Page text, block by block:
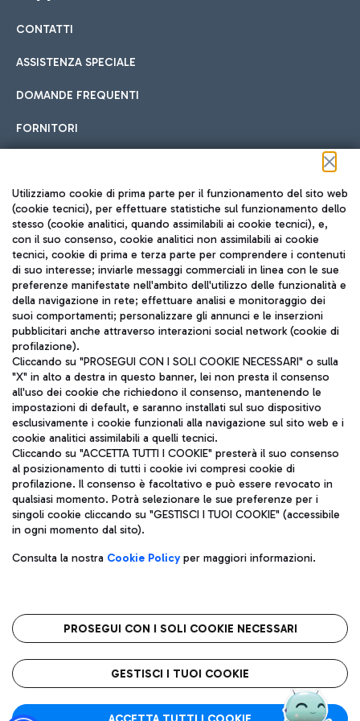
Cucina Internazionale
Fast Food
Pizza
Gelateria
Wine Bar & Sparkling
Hotel in aeroporto
Scegli l'alloggio più adatto e approfitta della vicinanza
all'aeroporto.
Car sharing
Con il Car Sharing è ancora più facile spostarsi
Treno
Raggiungi velocemente l'aeroporto di Fiumicino da Roma
tramite i servizi ferroviari Trenitalia.
Autobus
Scopri le linee di autobus per raggiungere l'aeroporto
Leonardo Da Vinci.
Raggiungi l’aeroporto senza pensieri con il servizio di taxi a
Ristoranti
Scopri la nostra offerta per una pausa gustosa in aeroporto
Mappa Aeroporto Fiumicino
CONTATTI
ASSISTENZA SPECIALE
DOMANDE FREQUENTI
FORNITORI
Seguici sui social
TRAVEL JOURNAL
ITA
Aeroporti di Roma S.p.A. - Società soggetta a direzione e
coordinamento di Mundys S.p.A.
Codice fiscale e Registro delle Imprese di Roma 13032990155 P.
IVA 06572251004
Capitale sociale 62.224.743,00 int. vers.
Sede legale: Via Pier Paolo Racchetti 1 - 00054 Fiumicino (RM)
telefono +39 06 65951
Privacy policy
Note legali
Roma FCO
L'aeroporto stellato
Utilizziamo cookie di prima parte per il funzionamento del sito web
(cookie tecnici), per effettuare statistiche sul funzionamento dello
stesso (cookie analitici, quando assimilabili ai cookie tecnici), e,
con il suo consenso, cookie analitici non assimilabili ai cookie
tecnici, cookie di prima e terza parte per comprendere i contenuti
di suo interesse; inviarle messaggi commerciali in linea con le sue
preferenze manifestate nell'ambito dell'utilizzo delle funzionalità e
della navigazione in rete; effettuare analisi e monitoraggio dei
suoi comportamenti; personalizzare gli annunci e le inserzioni
pubblicitari anche attraverso interazioni social network (cookie di
profilazione).
Cliccando su "PROSEGUI CON I SOLI COOKIE NECESSARI" o sulla
"X" in alto a destra in questo banner, lei non presta il consenso
all'uso dei cookie che richiedono il consenso, mantenendo le
impostazioni di default, e saranno installati sul suo dispositivo
esclusivamente i cookie funzionali alla navigazione sul sito web e i
cookie analitici assimilabili a quelli tecnici.
Cliccando su "ACCETTA TUTTI I COOKIE" presterà il suo consenso
al posizionamento di tutti i cookie ivi compresi cookie di
profilazione. Il consenso è facoltativo e può essere revocato in
qualsiasi momento. Potrà selezionare le sue preferenze per i
singoli cookie cliccando su "GESTISCI I TUOI COOKIE" (accessibile
in ogni momento dal sito).
Consulta la nostra Cookie Policyper maggiori informazioni.
PROSEGUI CON I SOLI COOKIE NECESSARI
GESTISCI I TUOI COOKIE